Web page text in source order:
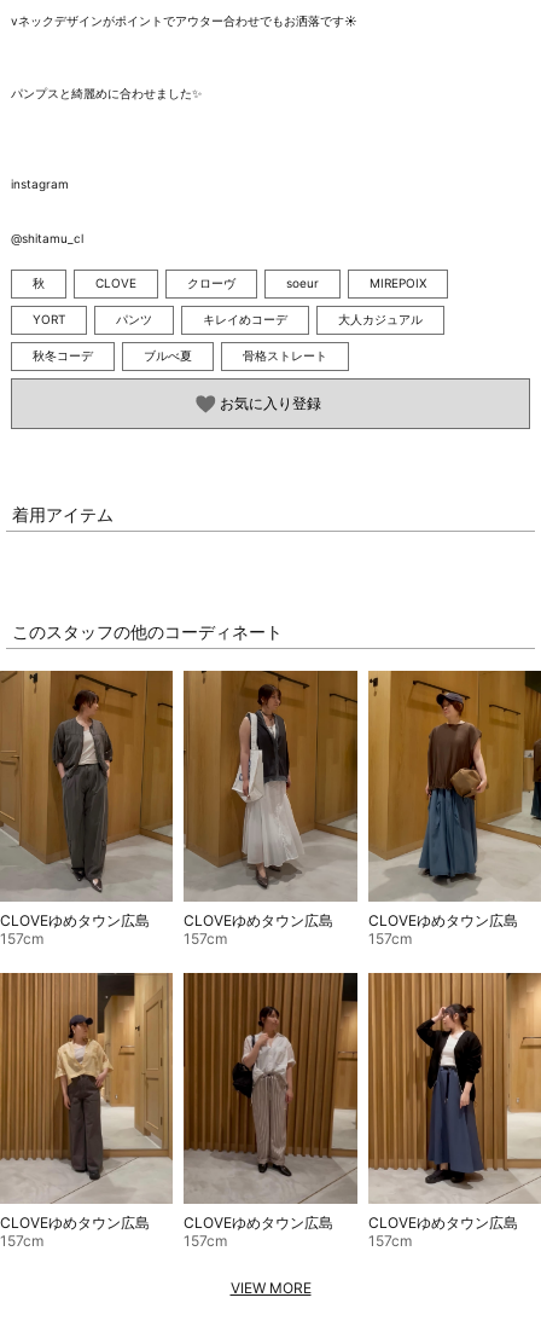
vネックデザインがポイントでアウター合わせでもお洒落です☀️
パンプスと綺麗めに合わせました✨
instagram
@shitamu_cl
秋 CLOVE クローヴ soeur MIREPOIX
YORT パンツ キレイめコーデ 大人カジュアル
秋冬コーデ ブルべ夏 骨格ストレート
お気に入り登録
着用アイテム
このスタッフの他のコーディネート
CLOVEゆめタウン広島
157cm
CLOVEゆめタウン広島
157cm
CLOVEゆめタウン広島
157cm
CLOVEゆめタウン広島
157cm
CLOVEゆめタウン広島
157cm
CLOVEゆめタウン広島
157cm
VIEW MORE